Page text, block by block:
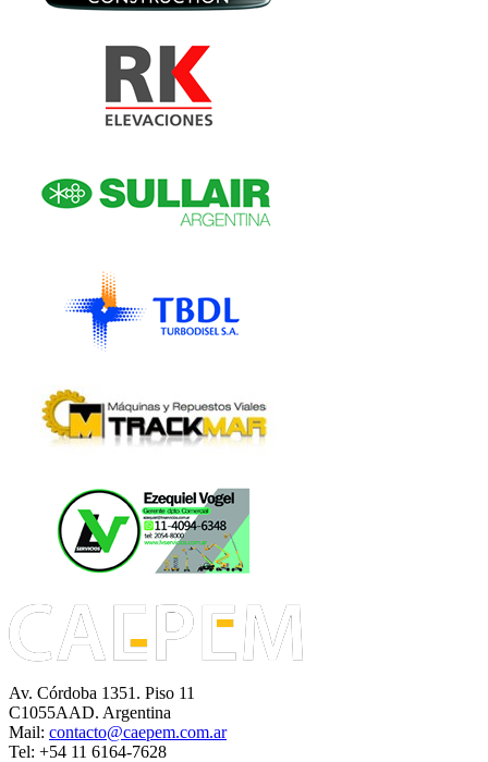
Av. Córdoba 1351. Piso 11
C1055AAD. Argentina
Mail: contacto@caepem.com.ar
Tel: +54 11 6164-7628